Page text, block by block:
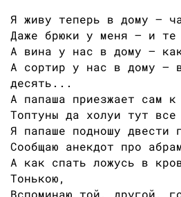
Я живу теперь в дому —
Даже брюки у меня — и те
А вина у нас в дому —
А сортир у нас в дому —
десять...
А папаша приезжает сам к
Топтуны да холуи тут все
Я папаше подношу двести
Сообщаю анекдот про
А как спать ложусь в
Тонькою,
Вспоминаю той, другой,